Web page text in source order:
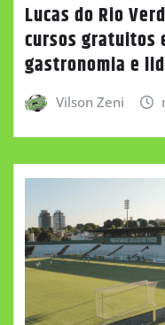
Lucas do Rio
cursos gratuitos
gastronomia e
Vilson Zeni